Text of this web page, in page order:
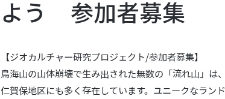
よう 参加者募集
【ジオカルチャー研究プロジェクト/参加者募集】
鳥海山の山体崩壊で生み出された無数の「流れ山」は
仁賀保地区にも多く存在しています。ユニークなラン